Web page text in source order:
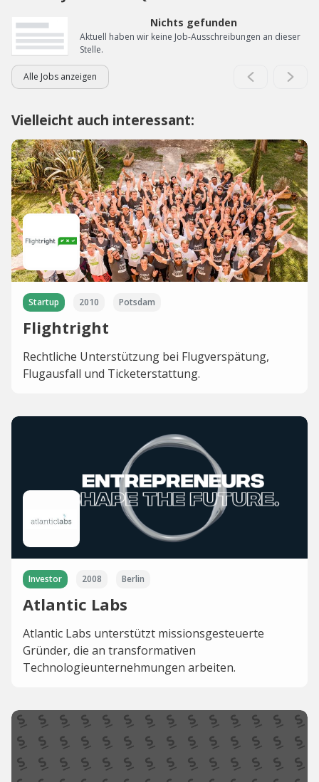
Nichts gefunden
Aktuell haben wir keine Job-Ausschreibungen an dieser
Stelle.
Alle Jobs anzeigen
Vielleicht auch interessant:
Startup 2010 Potsdam
Flightright
Rechtliche Unterstützung bei Flugverspätung,
Flugausfall und Ticketerstattung.
Investor 2008 Berlin
Atlantic Labs
Atlantic Labs unterstützt missionsgesteuerte
Gründer, die an transformativen
Technologieunternehmungen arbeiten.